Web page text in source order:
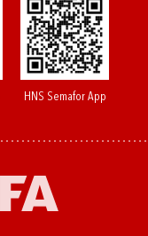
HNS Semafor App